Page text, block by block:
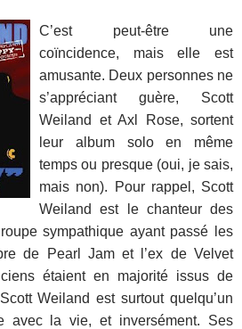
C’est peut-être une
coïncidence, mais elle est
amusante. Deux personnes ne
s’appréciant guère, Scott
Weiland et Axl Rose, sortent
leur album solo en même
temps ou presque (oui, je sais,
mais non). Pour rappel, Scott
Weiland est le chanteur des
sympathique ayant passé les
de Pearl Jam et l’ex de Velvet
étaient en majorité issus de
Weiland est surtout quelqu’un
avec la vie, et inversément. Ses